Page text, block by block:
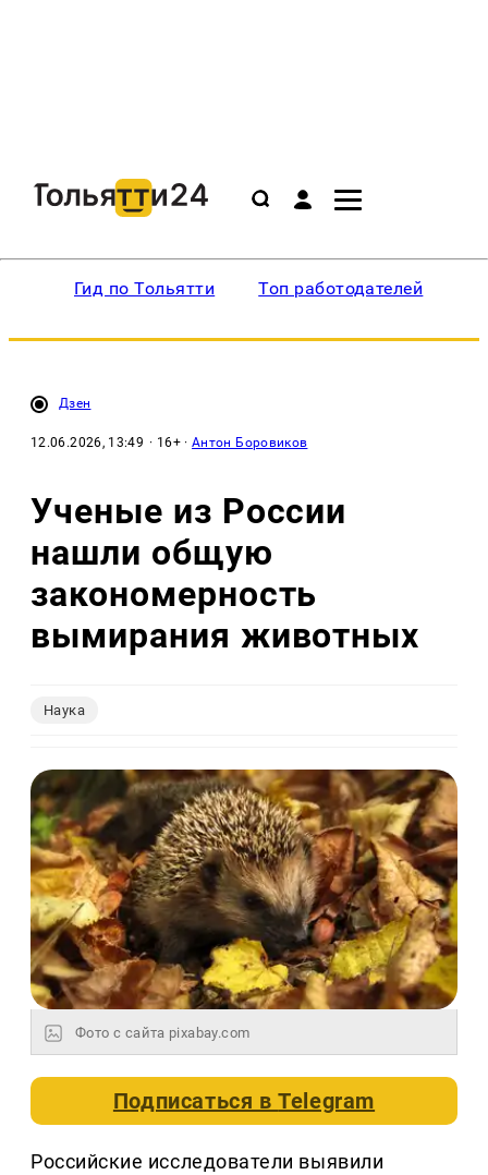
Гид по Тольятти Топ работодателей
Дзен
12.06.2026, 13:49 · 16+ ·Антон Боровиков
Ученые из России
нашли общую
закономерность
вымирания животных
Наука
Фото с сайта pixabay.com
Подписаться вTelegram
Российские исследователи выявили